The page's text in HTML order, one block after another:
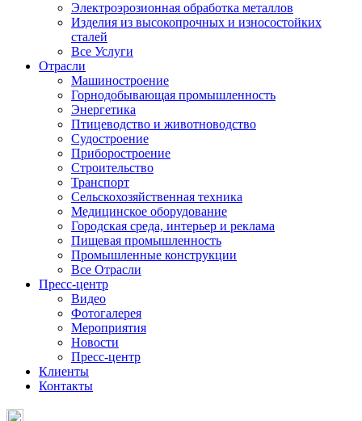
Электроэрозионная обработка металлов
Изделия из высокопрочных и износостойких
сталей
Все Услуги
Отрасли
Машиностроение
Горнодобывающая промышленность
Энергетика
Птицеводство и животноводство
Судостроение
Приборостроение
Строительство
Транспорт
Сельскохозяйственная техника
Медицинское оборудование
Городская среда, интерьер и реклама
Пищевая промышленность
Промышленные конструкции
Все Отрасли
Пресс-центр
Видео
Фотогалерея
Мероприятия
Новости
Пресс-центр
Клиенты
Контакты